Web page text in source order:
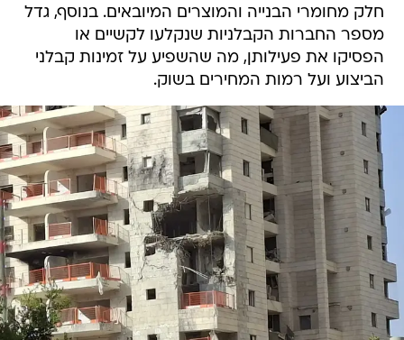
חלק מחומרי הבנייה והמוצרים המיובאים. בנוסף, גדל
מספר החברות הקבלניות שנקלעו לקשיים או
הפסיקו את פעילותן, מה שהשפיע על זמינות קבלני
הביצוע ועל רמות המחירים בשוק.